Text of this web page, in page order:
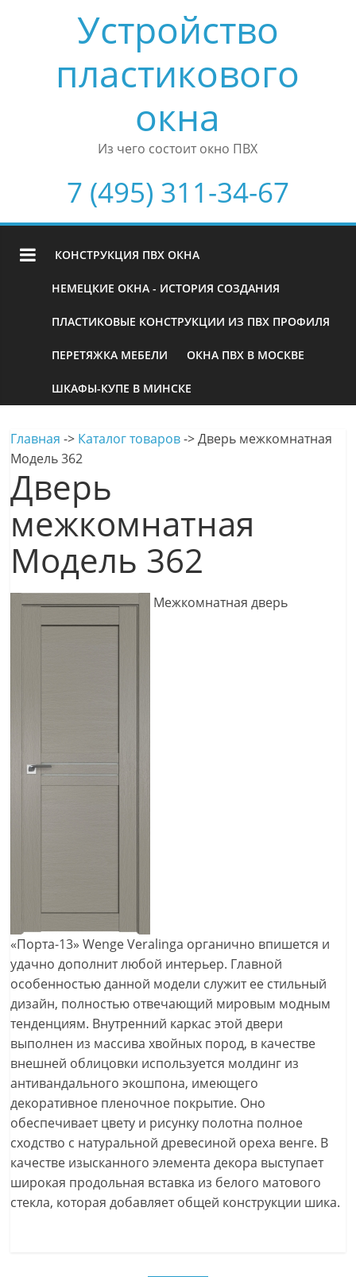
Устройство
пластикового
окна
Из чего состоит окно ПВХ
7 (495) 311-34-67
КОНСТРУКЦИЯ ПВХ ОКНА
НЕМЕЦКИЕ ОКНА - ИСТОРИЯ СОЗДАНИЯ
ПЛАСТИКОВЫЕ КОНСТРУКЦИИ ИЗ ПВХ ПРОФИЛЯ
ПЕРЕТЯЖКА МЕБЕЛИ ОКНА ПВХ В МОСКВЕ
ШКАФЫ-КУПЕ В МИНСКЕ
Главная -> Каталог товаров->Дверь межкомнатная
Модель 362
Дверь
межкомнатная
Модель 362
Межкомнатная дверь
«Порта-13» Wenge Veralinga органично впишется и
удачно дополнит любой интерьер. Главной
особенностью данной модели служит ее стильный
дизайн, полностью отвечающий мировым модным
тенденциям. Внутренний каркас этой двери
выполнен из массива хвойных пород, в качестве
внешней облицовки используется молдинг из
антивандального экошпона, имеющего
декоративное пленочное покрытие. Оно
обеспечивает цвету и рисунку полотна полное
сходство с натуральной древесиной ореха венге. В
качестве изысканного элемента декора выступает
широкая продольная вставка из белого матового
стекла, которая добавляет общей конструкции шика.